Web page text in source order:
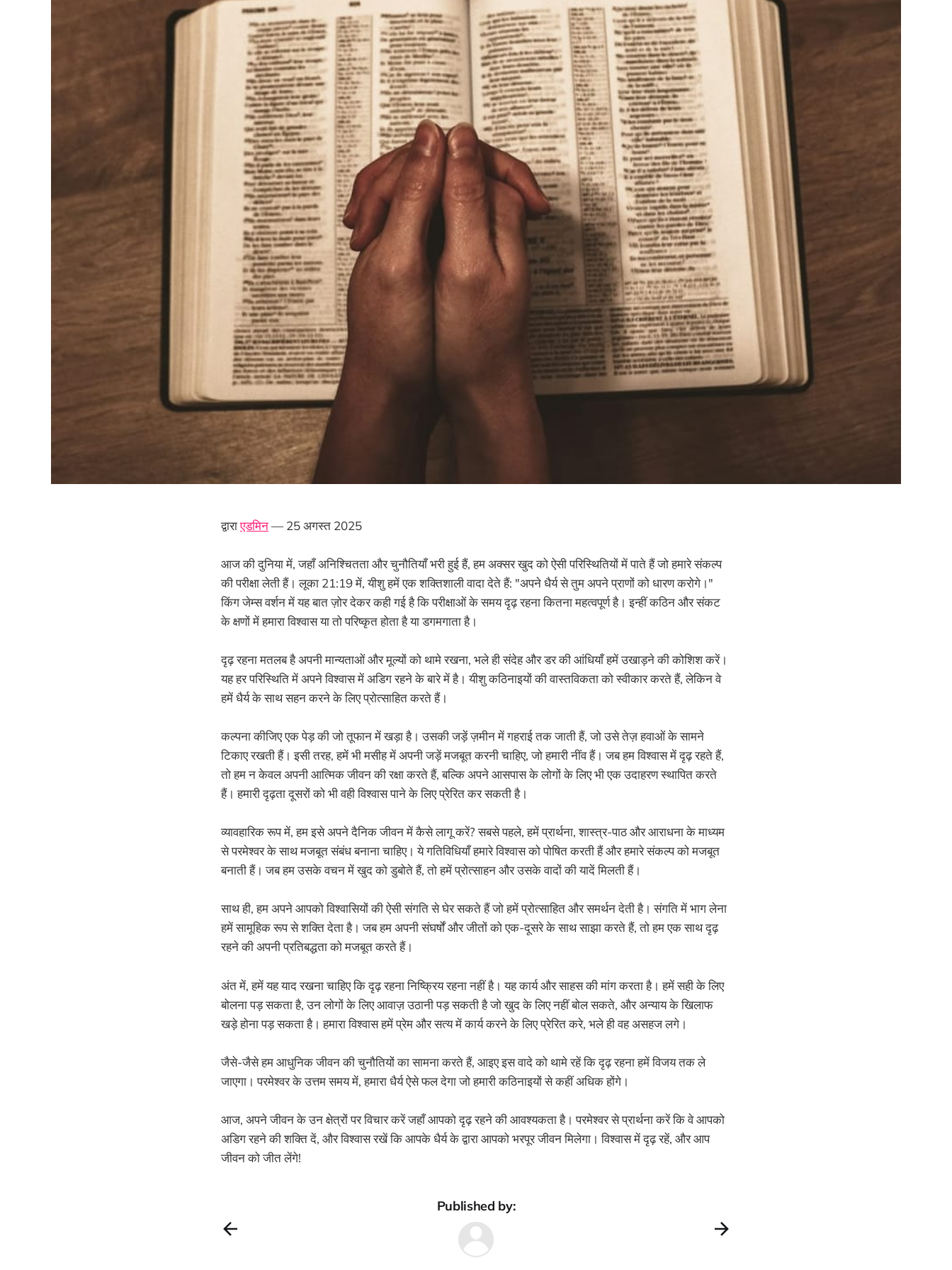
द्वाराएडमिन— 25 अगस्त 2025
आज की दुनिया में, जहाँ अनिश्चितता और चुनौतियाँ भरी हुई हैं, हम अक्सर खुद को ऐसी परिस्थितियों में पाते हैं जो हमारे संकल्प
की परीक्षा लेती हैं। लूका 21:19 में, यीशु हमें एक शक्तिशाली वादा देते हैं: "अपने धैर्य से तुम अपने प्राणों को धारण करोगे।"
किंग जेम्स वर्शन में यह बात ज़ोर देकर कही गई है कि परीक्षाओं के समय दृढ़ रहना कितना महत्वपूर्ण है। इन्हीं कठिन और संकट
के क्षणों में हमारा विश्वास या तो परिष्कृत होता है या डगमगाता है।
दृढ़ रहना मतलब है अपनी मान्यताओं और मूल्यों को थामे रखना, भले ही संदेह और डर की आंधियाँ हमें उखाड़ने की कोशिश करें।
यह हर परिस्थिति में अपने विश्वास में अडिग रहने के बारे में है। यीशु कठिनाइयों की वास्तविकता को स्वीकार करते हैं, लेकिन वे
हमें धैर्य के साथ सहन करने के लिए प्रोत्साहित करते हैं।
कल्पना कीजिए एक पेड़ की जो तूफान में खड़ा है। उसकी जड़ें ज़मीन में गहराई तक जाती हैं, जो उसे तेज़ हवाओं के सामने
टिकाए रखती हैं। इसी तरह, हमें भी मसीह में अपनी जड़ें मजबूत करनी चाहिए, जो हमारी नींव हैं। जब हम विश्वास में दृढ़ रहते हैं,
तो हम न केवल अपनी आत्मिक जीवन की रक्षा करते हैं, बल्कि अपने आसपास के लोगों के लिए भी एक उदाहरण स्थापित करते
हैं। हमारी दृढ़ता दूसरों को भी वही विश्वास पाने के लिए प्रेरित कर सकती है।
व्यावहारिक रूप में, हम इसे अपने दैनिक जीवन में कैसे लागू करें? सबसे पहले, हमें प्रार्थना, शास्त्र-पाठ और आराधना के माध्यम
से परमेश्वर के साथ मजबूत संबंध बनाना चाहिए। ये गतिविधियाँ हमारे विश्वास को पोषित करती हैं और हमारे संकल्प को मजबूत
बनाती हैं। जब हम उसके वचन में खुद को डुबोते हैं, तो हमें प्रोत्साहन और उसके वादों की यादें मिलती हैं।
साथ ही, हम अपने आपको विश्वासियों की ऐसी संगति से घेर सकते हैं जो हमें प्रोत्साहित और समर्थन देती है। संगति में भाग लेना
हमें सामूहिक रूप से शक्ति देता है। जब हम अपनी संघर्षों और जीतों को एक-दूसरे के साथ साझा करते हैं, तो हम एक साथ दृढ़
रहने की अपनी प्रतिबद्धता को मजबूत करते हैं।
अंत में, हमें यह याद रखना चाहिए कि दृढ़ रहना निष्क्रिय रहना नहीं है। यह कार्य और साहस की मांग करता है। हमें सही के लिए
बोलना पड़ सकता है, उन लोगों के लिए आवाज़ उठानी पड़ सकती है जो खुद के लिए नहीं बोल सकते, और अन्याय के खिलाफ
खड़े होना पड़ सकता है। हमारा विश्वास हमें प्रेम और सत्य में कार्य करने के लिए प्रेरित करे, भले ही वह असहज लगे।
जैसे-जैसे हम आधुनिक जीवन की चुनौतियों का सामना करते हैं, आइए इस वादे को थामे रहें कि दृढ़ रहना हमें विजय तक ले
जाएगा। परमेश्वर के उत्तम समय में, हमारा धैर्य ऐसे फल देगा जो हमारी कठिनाइयों से कहीं अधिक होंगे।
आज, अपने जीवन के उन क्षेत्रों पर विचार करें जहाँ आपको दृढ़ रहने की आवश्यकता है। परमेश्वर से प्रार्थना करें कि वे आपको
अडिग रहने की शक्ति दें, और विश्वास रखें कि आपके धैर्य के द्वारा आपको भरपूर जीवन मिलेगा। विश्वास में दृढ़ रहें, और आप
जीवन को जीत लेंगे!
Published by: